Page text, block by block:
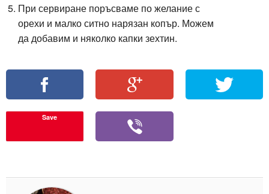
При сервиране поръсваме по желание с
орехи и малко ситно нарязан копър. Можем
да добавим и няколко капки зехтин.
Save